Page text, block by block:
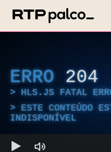
ERRO 204
HLS.JS FATAL
ESTE CONTEÚDO
INDISPONÍVEL